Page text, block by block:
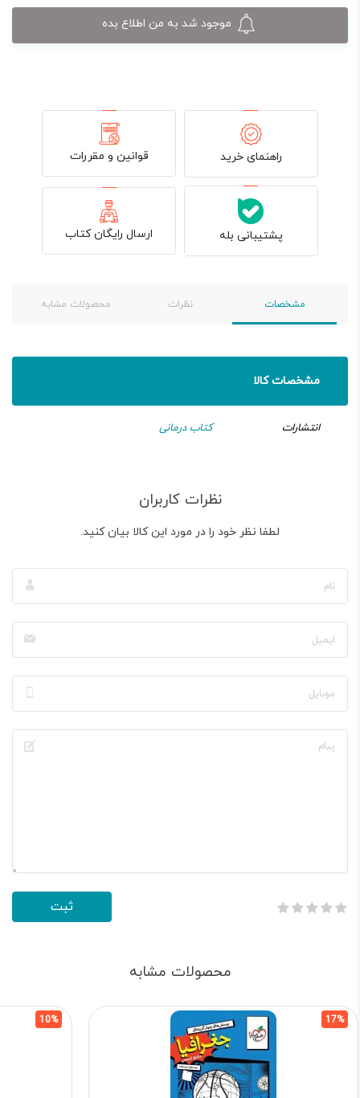
موجود شد به من اطلاع بده
راهنمای خرید قوانین و مقررات
پشتیبانی بله ارسال رایگان کتاب
مشخصات نظرات محصولات مشابه
مشخصات کالا
انتشارات کتاب درمانی
نظرات کاربران
لطفا نظر خود را در مورد این کالا بیان کنید.
محصولات مشابه
17%
10%